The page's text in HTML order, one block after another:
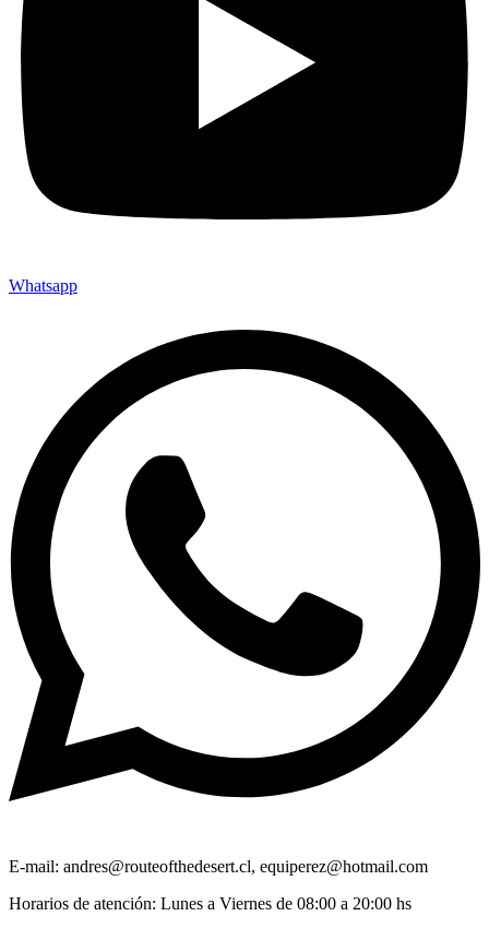
Whatsapp
E-mail: andres@routeofthedesert.cl, equiperez@hotmail.com
Horarios de atención: Lunes a Viernes de 08:00 a 20:00 hs